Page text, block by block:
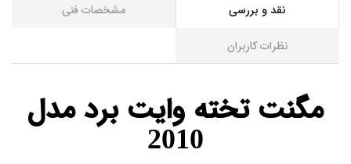
نقد و بررسی مشخصات فنی
نظرات کاربران
مگنت تخته وایت برد مدل
2010